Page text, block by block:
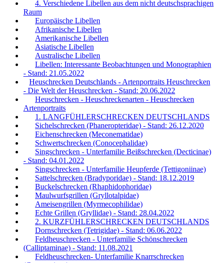
4. Verschiedene Libellen aus dem nicht deutschsprachigen
Raum
Europäische Libellen
Afrikanische Libellen
Amerikanische Libellen
Asiatische Libellen
Australische Libellen
Libellen: Interessante Beobachtungen und Monographien
- Stand: 21.05.2022
Heuschrecken Deutschlands - Artenportraits Heuschrecken
- Die Welt der Heuschrecken - Stand: 20.06.2022
Heuschrecken - Heuschreckenarten - Heuschrecken
Artenportraits
1. LANGFÜHLERSCHRECKEN DEUTSCHLANDS
Sichelschrecken (Phaneropteridae) - Stand: 26.12.2020
Eichenschrecken (Meconematidae)
Schwertschrecken (Conocephalidae)
Singschrecken - Unterfamilie Beißschrecken (Decticinae)
- Stand: 04.01.2022
Singschrecken - Unterfamilie Heupferde (Tettigoniinae)
Sattelschrecken (Bradyporidae) - Stand: 18.12.2019
Buckelschrecken (Rhaphidophoridae)
Maulwurfsgrillen (Gryllotalpidae)
Ameisengrillen (Myrmecophilidae)
Echte Grillen (Gryllidae) - Stand: 28.04.2022
2. KURZFÜHLERSCHRECKEN DEUTSCHLANDS
Dornschrecken (Tetrigidae) - Stand: 06.06.2022
Feldheuschrecken - Unterfamilie Schönschrecken
(Calliptaminae) - Stand: 11.08.2021
Feldheuschrecken- Unterfamilie Knarrschrecken